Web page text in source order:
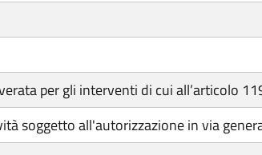
per gli interventi di cui all’articolo
soggetto all'autorizzazione in via